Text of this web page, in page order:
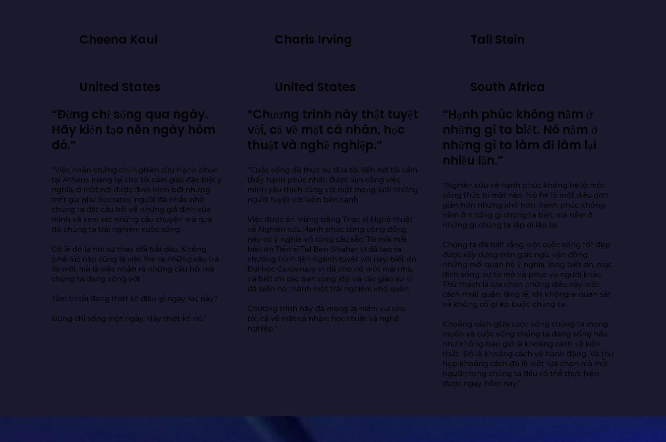
Cheena Kaul
United States
“Đừng chỉ sống qua ngày.
Hãy kiến tạo nên ngày hôm
đó.”
“Việc nhận chứng chỉ Nghiên cứu Hạnh phúc
tại Athens mang lại cho tôi cảm giác đặc biệt ý
nghĩa, ở một nơi được định hình bởi những
triết gia như Socrates, người đã nhắc nhở
chúng ta đặt câu hỏi về những giả định của
mình và xem xét những câu chuyện mà qua
đó chúng ta trải nghiệm cuộc sống.
Có lẽ đó là nơi sự thay đổi bắt đầu. Không
phải lúc nào cũng là việc tìm ra những câu trả
lời mới, mà là việc nhận ra những câu hỏi mà
chúng ta đang sống với.
Tâm trí tôi đang thiết kế điều gì ngay lúc này?
Đừng chỉ sống một ngày. Hãy thiết kế nó.”
Charis Irving
United States
“Chương trình này thật tuyệt
vời, cả về mặt cá nhân, học
thuật và nghề nghiệp.”
“Cuộc sống đã thực sự đưa tôi đến nơi tôi cảm
thấy hạnh phúc nhất, được làm công việc
mình yêu thích cùng với một mạng lưới những
người tuyệt vời luôn bên cạnh.
Việc được ăn mừng bằng Thạc sĩ Nghệ thuật
về Nghiên cứu Hạnh phúc cùng cộng đồng
này có ý nghĩa vô cùng sâu sắc. Tôi mãi mãi
biết ơn Tiến sĩ Tal Ben-Shahar vì đã tạo ra
chương trình liên ngành tuyệt vời này, biết ơn
Đại học Centenary vì đã cho nó một mái nhà,
và biết ơn các bạn cùng lớp và các giáo sư vì
đã biến nó thành một trải nghiệm khó quên.
Chương trình này đã mang lại niềm vui cho
tôi, cả về mặt cá nhân, học thuật và nghề
nghiệp.”
Tali Stein
South Africa
“Hạnh phúc không nằm ở
những gì ta biết. Nó nằm ở
những gì ta làm đi làm lại
nhiều lần.”
“Nghiên cứu về hạnh phúc không hé lộ một
công thức bí mật nào. Nó hé lộ một điều đơn
giản hơn nhưng khó hơn: hạnh phúc không
nằm ở những gì chúng ta biết, mà nằm ở
những gì chúng ta lặp đi lặp lại.
Chúng ta đã biết rằng một cuộc sống tốt đẹp
được xây dựng trên giấc ngủ, vận động,
những mối quan hệ ý nghĩa, lòng biết ơn, mục
đích sống, sự tò mò và phục vụ người khác.
Thử thách là lựa chọn những điều này một
cách nhất quán, lặng lẽ, khi không ai quan sát
và không có gì ép buộc chúng ta.
Khoảng cách giữa cuộc sống chúng ta mong
muốn và cuộc sống chúng ta đang sống hầu
như không bao giờ là khoảng cách về kiến
thức. Đó là khoảng cách về hành động. Và thu
hẹp khoảng cách đó là một lựa chọn mà mỗi
người trong chúng ta đều có thể thực hiện
được ngay hôm nay.”